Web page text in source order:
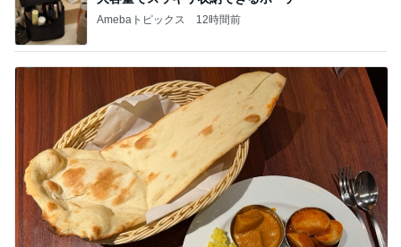
假屋崎省吾 初めてのインドカレー
Amebaトピックス 2日前
記事を読む
何年ぶりかの夫婦の市場デート